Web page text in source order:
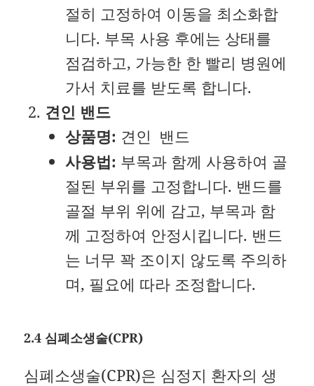
절히 고정하여 이동을 최소화합
니다. 부목 사용 후에는 상태를
점검하고, 가능한 한 빨리 병원에
가서 치료를 받도록 합니다.
견인 밴드
상품명: 견인 밴드
사용법: 부목과 함께 사용하여 골
절된 부위를 고정합니다. 밴드를
골절 부위 위에 감고, 부목과 함
께 고정하여 안정시킵니다. 밴드
는 너무 꽉 조이지 않도록 주의하
며, 필요에 따라 조정합니다.
2.4 심폐소생술(CPR)
심폐소생술(CPR)은 심정지 환자의 생